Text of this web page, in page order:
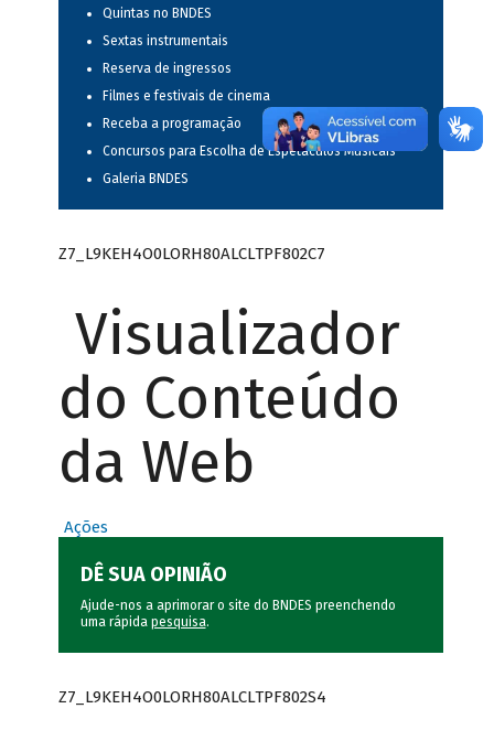
Quintas no BNDES
Sextas instrumentais
Reserva de ingressos
Filmes e festivais de cinema
Receba a programação
Concursos para Escolha de Espetáculos Musicais
Galeria BNDES
Z7_L9KEH4O0LORH80ALCLTPF802C7
Visualizador
do Conteúdo
da Web
Ações
DÊ SUA OPINIÃO
Ajude-nos a aprimorar o site do BNDES preenchendo
uma rápida pesquisa.
Z7_L9KEH4O0LORH80ALCLTPF802S4